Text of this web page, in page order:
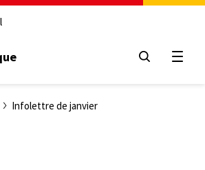
Infolettre de janvier